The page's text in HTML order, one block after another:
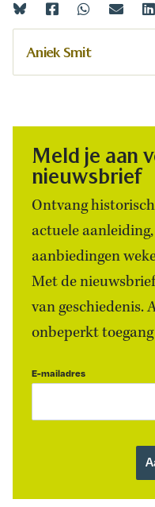
Aniek Smit
Meld je aan
nieuwsbrief
Ontvang
actuele
aanbiedingen
Met de
van geschiedenis.
onbeperkt
E-mailadres